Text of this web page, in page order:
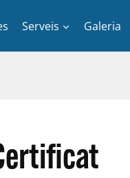
Serveis Galeria